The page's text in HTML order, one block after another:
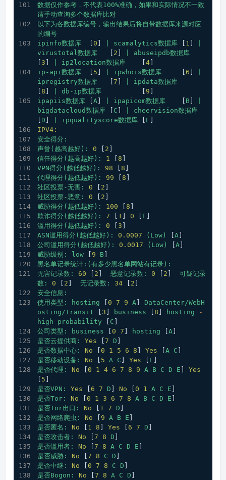
数据仅作参考，不代表100%准确，如果和实际情况不一致
请手动查询多个数据库比对
以下为各数据库编号，输出结果后将自带数据库来源对应
的编号
ipinfo数据库
0 scamalytics数据库 1
virustotal数据库
2
abuseipdb数据库
3 ip2location数据库 4
ip-api数据库
5 ipwhois数据库 6
ipregistry数据库
7
ipdata数据库
8 db-ip数据库 9
ipapiis数据库
A ipapicom数据库 B
bigdatacloud数据库
C
cheervision数据库
D ipqualityscore数据库 E
IPV4:
安全得分:
声誉(越高越好):
0 2
信任得分(越高越好):
1 8
VPN得分(越低越好):
98 8
代理得分(越低越好):
99 8
社区投票-无害:
0 2
社区投票-恶意:
0 2
威胁得分(越低越好):
100 8
欺诈得分(越低越好):
7 1 0 E
滥用得分(越低越好):
0 3
ASN滥用得分(越低越好):
0.0007 (Low) A
公司滥用得分(越低越好):
0.0017 (Low) A
威胁级别:
low 9 B
黑名单记录统计:(有多少黑名单网站有记录):
无害记录数:
60 2 恶意记录数: 0 2
可疑记录
数:
0 2 无记录数: 34 2
安全信息:
使用类型:
hosting 0 7 9 A
DataCenter/WebH
osting/Transit
3 business 8 hosting
-
high
probability C
公司类型:
business 0 7 hosting A
是否云提供商:
Yes 7 D
是否数据中心:
No 0 1 5 6 8 Yes A C
是否移动设备:
No 5 A C Yes E
是否代理:
No 0 1 4 6 7 8 9 A B C D E
Yes
5
是否VPN:
Yes 6 7 D No 0 1 A C E
是否Tor:
No 0 1 3 6 7 8 A B C D E
是否Tor出口:
No 1 7 D
是否网络爬虫:
No 9 A B E
是否匿名:
No 1 8 Yes 6 7 D
是否攻击者:
No 7 8 D
是否滥用者:
No 7 8 A C D E
是否威胁:
No 7 8 C D
是否中继:
No 0 7 8 C D
是否Bogon:
No 7 8 A C D